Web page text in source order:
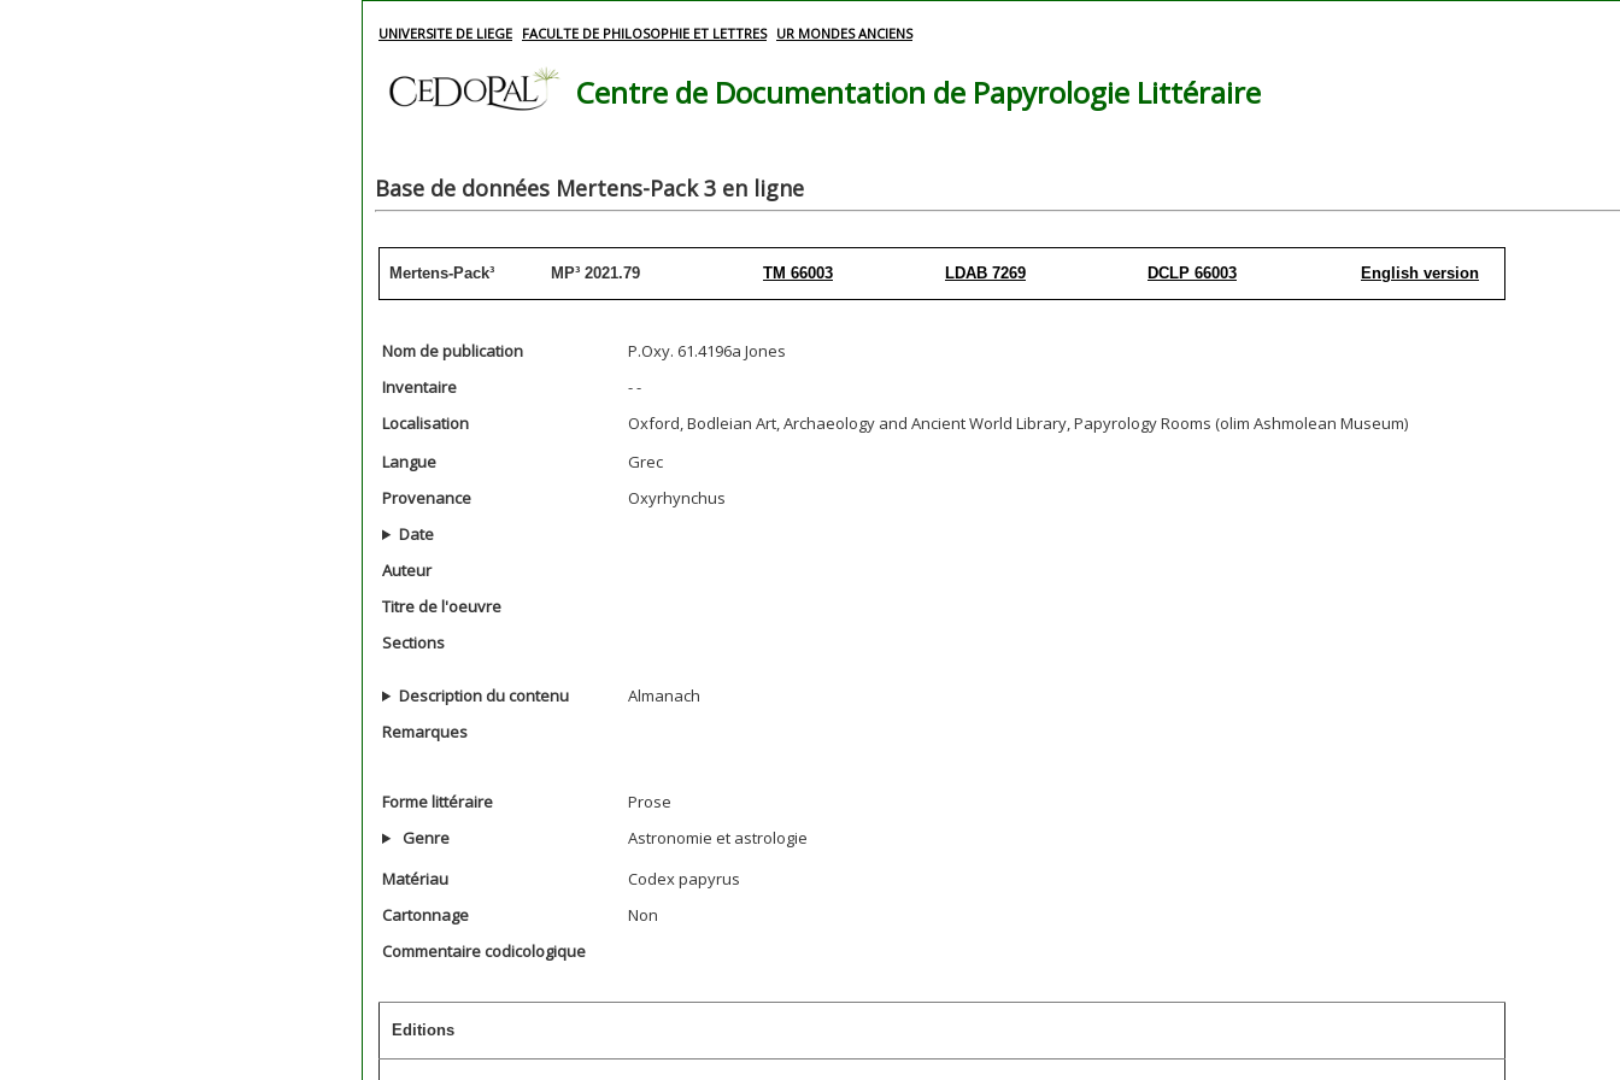
UNIVERSITE DE LIEGE FACULTE DE PHILOSOPHIE ET LETTRES UR MONDES ANCIENS
Centre de Documentation de Papyrologie Littéraire
Base de données Mertens-Pack 3 en ligne
Mertens-Pack³ MP³ 2021.79 TM 66003 LDAB 7269 DCLP 66003 English version
Nom de publication
P.Oxy. 61.4196a Jones
Inventaire
- -
Localisation
Oxford, Bodleian Art, Archaeology and Ancient World Library, Papyrology Rooms (olim Ashmolean Museum)
Langue
Grec
Provenance
Oxyrhynchus
Date
Auteur
Titre de l'oeuvre
Sections
Description du contenu
Almanach
Remarques
Forme littéraire
Prose
Genre
Astronomie et astrologie
Matériau
Codex papyrus
Cartonnage
Non
Commentaire codicologique
Editions